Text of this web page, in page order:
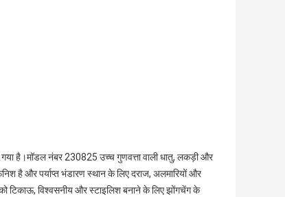
गया है।मॉडल नंबर 230825 उच्च गुणवत्ता वाली धातु, लकड़ी और
है और पर्याप्त भंडारण स्थान के लिए दराज, अलमारियों और
टिकाऊ, विश्वसनीय और स्टाइलिश बनाने के लिए झोंगचेंग के